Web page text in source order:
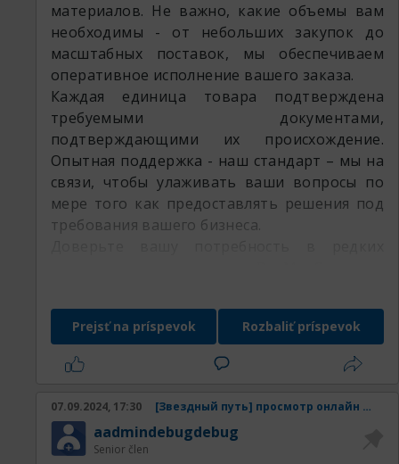
материалов. Не важно, какие объемы вам
необходимы - от небольших закупок до
масштабных поставок, мы обеспечиваем
оперативное исполнение вашего заказа.
Каждая единица товара подтверждена
требуемыми документами,
подтверждающими их происхождение.
Опытная поддержка - наш стандарт – мы на
связи, чтобы улаживать ваши вопросы по
мере того как предоставлять решения под
требования вашего бизнеса.
Наши товары:
Prejsť na príspevok Rozbaliť príspevok
07.09.2024, 17:30 [Звездный путь] просмотр онлайн Звездный путь смотреть онлайн в хорошем качестве
aadmindebugdebug
Senior člen